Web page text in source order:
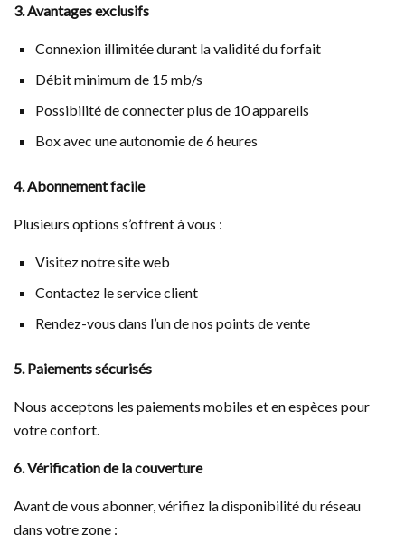
3. Avantages exclusifs
Connexion illimitée durant la validité du forfait
Débit minimum de 15 mb/s
Possibilité de connecter plus de 10 appareils
Box avec une autonomie de 6 heures
4. Abonnement facile
Plusieurs options s’offrent à vous :
Visitez notre site web
Contactez le service client
Rendez-vous dans l’un de nos points de vente
5. Paiements sécurisés
Nous acceptons les paiements mobiles et en espèces pour
votre confort.
6. Vérification de la couverture
Avant de vous abonner, vérifiez la disponibilité du réseau
dans votre zone :